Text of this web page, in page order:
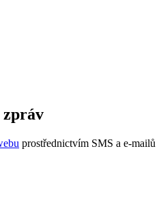
zpráv
prostřednictvím SMS a e-mailů